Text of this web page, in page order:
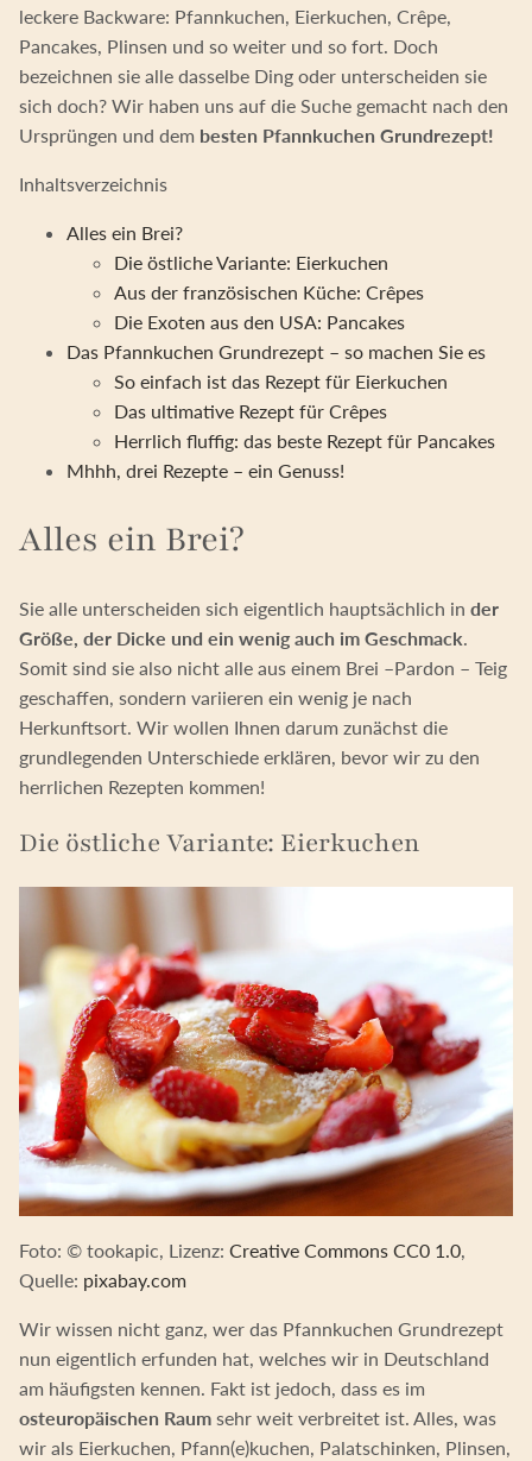
leckere Backware: Pfannkuchen, Eierkuchen, Crêpe,
Pancakes, Plinsen und so weiter und so fort. Doch
bezeichnen sie alle dasselbe Ding oder unterscheiden sie
sich doch? Wir haben uns auf die Suche gemacht nach den
Ursprüngen und dem besten Pfannkuchen Grundrezept!
Inhaltsverzeichnis
Alles ein Brei?
Die östliche Variante: Eierkuchen
Aus der französischen Küche: Crêpes
Die Exoten aus den USA: Pancakes
Das Pfannkuchen Grundrezept – so machen Sie es
So einfach ist das Rezept für Eierkuchen
Das ultimative Rezept für Crêpes
Herrlich fluffig: das beste Rezept für Pancakes
Mhhh, drei Rezepte – ein Genuss!
Alles ein Brei?
Sie alle unterscheiden sich eigentlich hauptsächlich in der
Größe, der Dicke und ein wenig auch im Geschmack.
Somit sind sie also nicht alle aus einem Brei –Pardon – Teig
geschaffen, sondern variieren ein wenig je nach
Herkunftsort. Wir wollen Ihnen darum zunächst die
grundlegenden Unterschiede erklären, bevor wir zu den
herrlichen Rezepten kommen!
Die östliche Variante: Eierkuchen
Foto: © tookapic, Lizenz: Creative Commons CC0 1.0
Quelle: pixabay.com
Wir wissen nicht ganz, wer das Pfannkuchen Grundrezept
nun eigentlich erfunden hat, welches wir in Deutschland
am häufigsten kennen. Fakt ist jedoch, dass es im
osteuropäischen Raum sehr weit verbreitet ist. Alles, was
wir als Eierkuchen, Pfann(e)kuchen, Palatschinken, Plinsen,